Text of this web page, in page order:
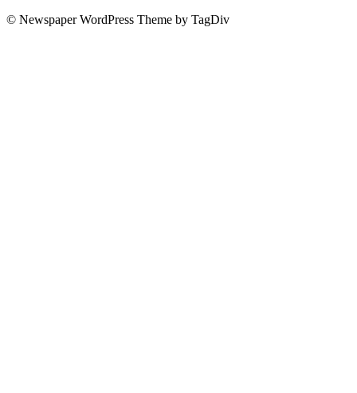
© Newspaper WordPress Theme by TagDiv